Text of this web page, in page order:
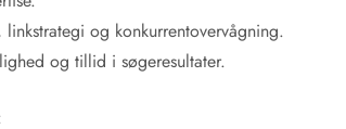
og konkurrentovervågning.
og tillid i søgeresultater.